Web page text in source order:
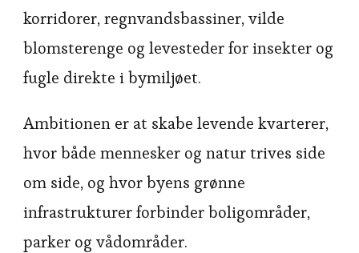
korridorer, regnvandsbassiner, vilde
blomsterenge og levesteder for insekter og
fugle direkte i bymiljøet.
Ambitionen er at skabe levende kvarterer,
hvor både mennesker og natur trives side
om side, og hvor byens grønne
infrastrukturer forbinder boligområder,
parker og vådområder.